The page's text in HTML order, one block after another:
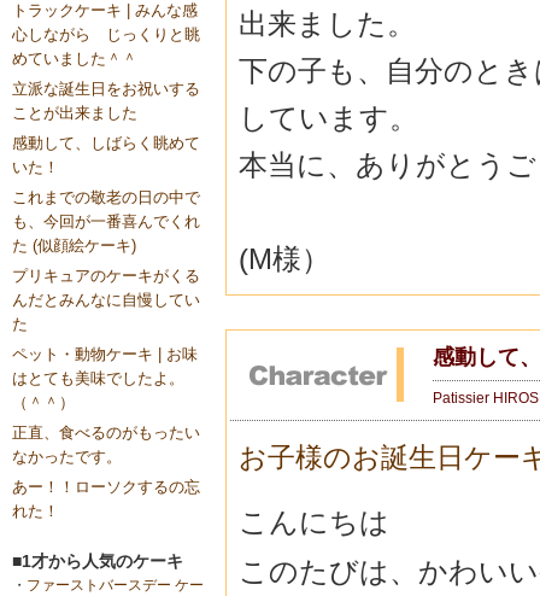
トラックケーキ | みんな感
心しながら じっくりと眺
めていました＾＾ゞ
立派な誕生日をお祝いする
ことが出来ました
感動して、しばらく眺めて
いた！
これまでの敬老の日の中で
も、今回が一番喜んでくれ
た (似顔絵ケーキ)
プリキュアのケーキがくる
んだとみんなに自慢してい
た
ペット・動物ケーキ | お味
はとても美味でしたよ。
（＾＾）
正直、食べるのがもったい
なかったです。
あー！！ローソクするの忘
れた！
■1才から人気のケーキ
・ ファーストバースデー ケー
出来ました。
下の子も、自分のと
しています。
本当に、ありがとう
(M様）
感動して
Patissier
お子様のお誕生日ケー
こんにちは
このたびは、かわい